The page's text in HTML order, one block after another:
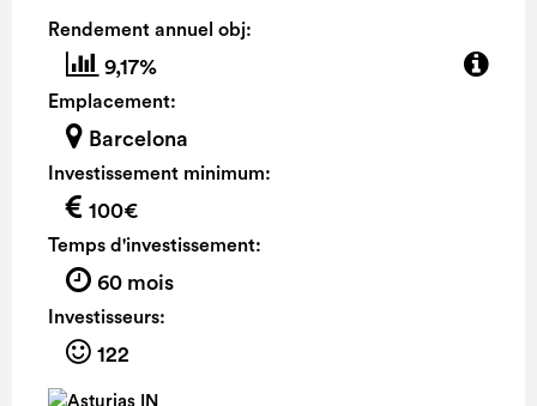
Rendement annuel obj:
9,17%
Emplacement:
Barcelona
Investissement minimum:
100€
Temps d'investissement:
60 mois
Investisseurs:
122